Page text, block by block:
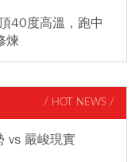
40度高溫，跑中
煉
/ HOT NEWS /
vs 嚴峻現實